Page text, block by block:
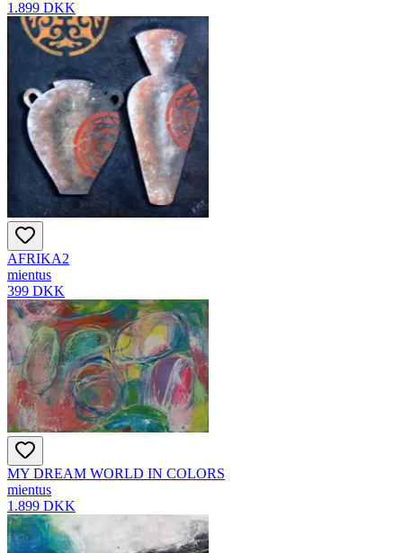
1.899 DKK
AFRIKA2
mientus
399 DKK
MY DREAM WORLD IN COLORS
mientus
1.899 DKK